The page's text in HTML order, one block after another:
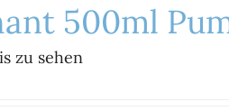
500ml
zu sehen